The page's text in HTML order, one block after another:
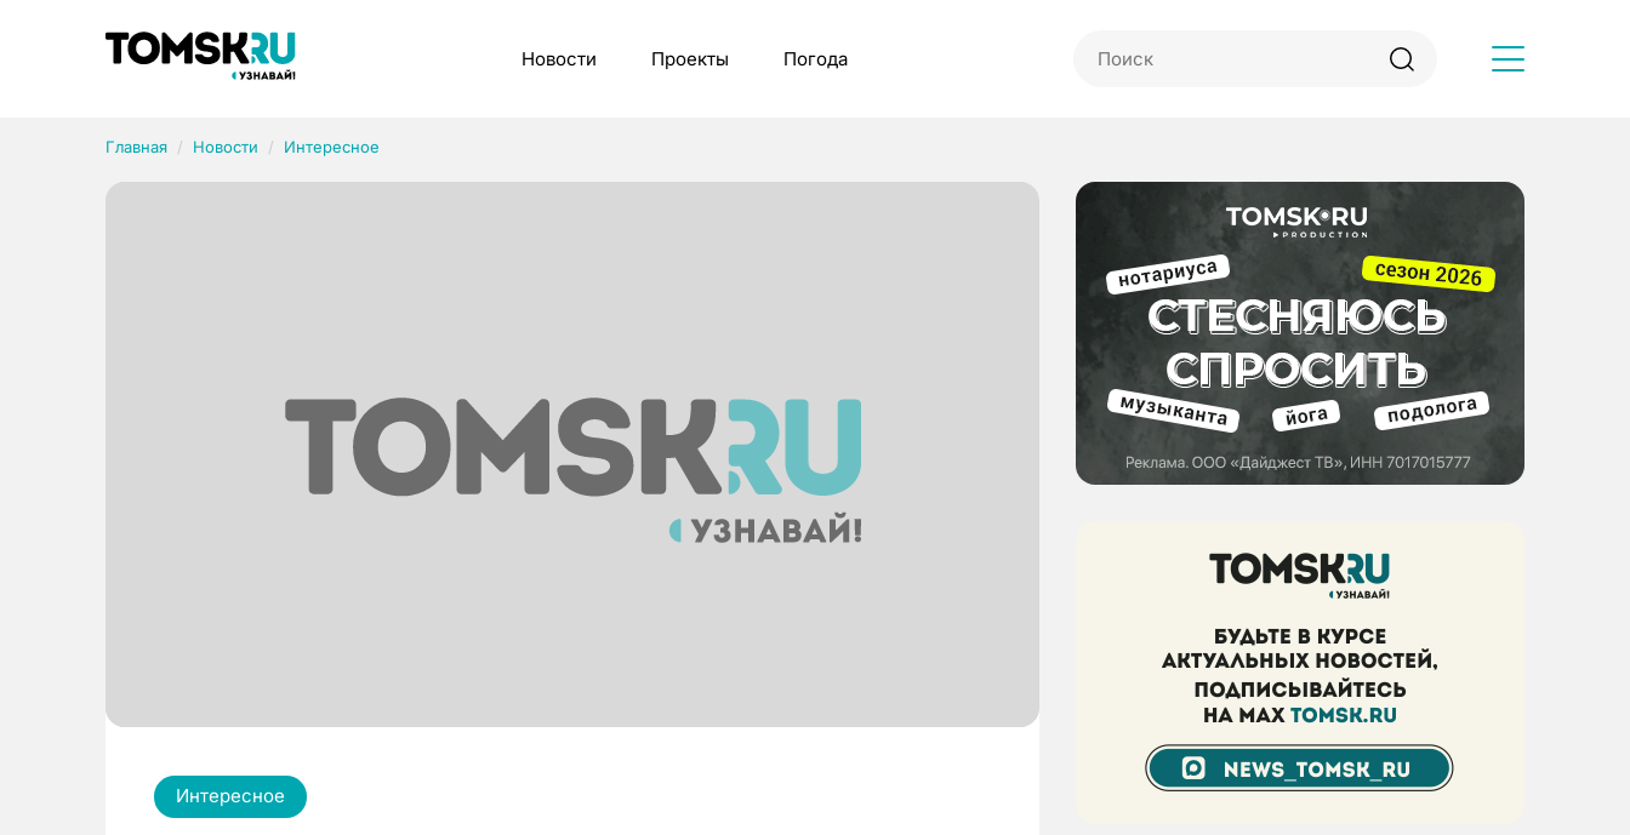
Новости Проекты Погода
Главная Новости Интересное
Интересное
Рубрики